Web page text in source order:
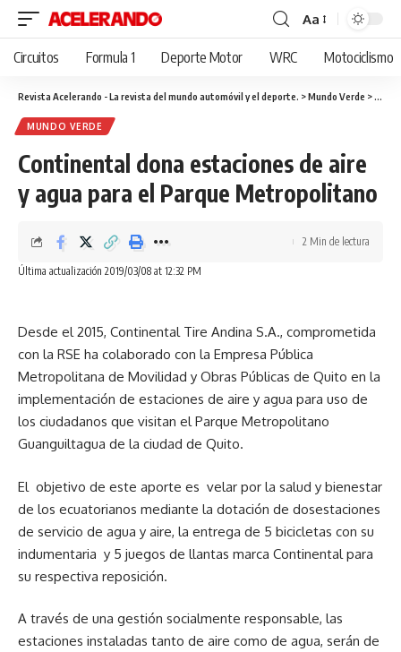
Cambiar
tamaño
fuente
Aa
Circuitos Formula 1 Deporte Motor WRC Motociclismo
Revista Acelerando - La revista del mundo automóvil y el deporte. >Mundo Verde >
MUNDO VERDE
Continental dona estaciones de aire
y agua para el Parque Metropolitano
Última actualización 2019/03/08 at 12:32 PM
2 Min de lectura
Desde el 2015, Continental Tire Andina S.A., comprometida
con la RSE ha colaborado con la Empresa Pública
Metropolitana de Movilidad y Obras Públicas de Quito en la
implementación de estaciones de aire y agua para uso de
los ciudadanos que visitan el Parque Metropolitano
Guanguiltagua de la ciudad de Quito.
El objetivo de este aporte es velar por la salud y bienestar
de los ecuatorianos mediante la dotación de dosestaciones
de servicio de agua y aire, la entrega de 5 bicicletas con su
indumentaria y 5 juegos de llantas marca Continental para
su respectiva reposición.
A través de una gestión socialmente responsable, las
estaciones instaladas tanto de aire como de agua, serán de